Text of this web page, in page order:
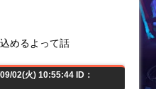
めるよって話
02(火) 10:55:44 ID：